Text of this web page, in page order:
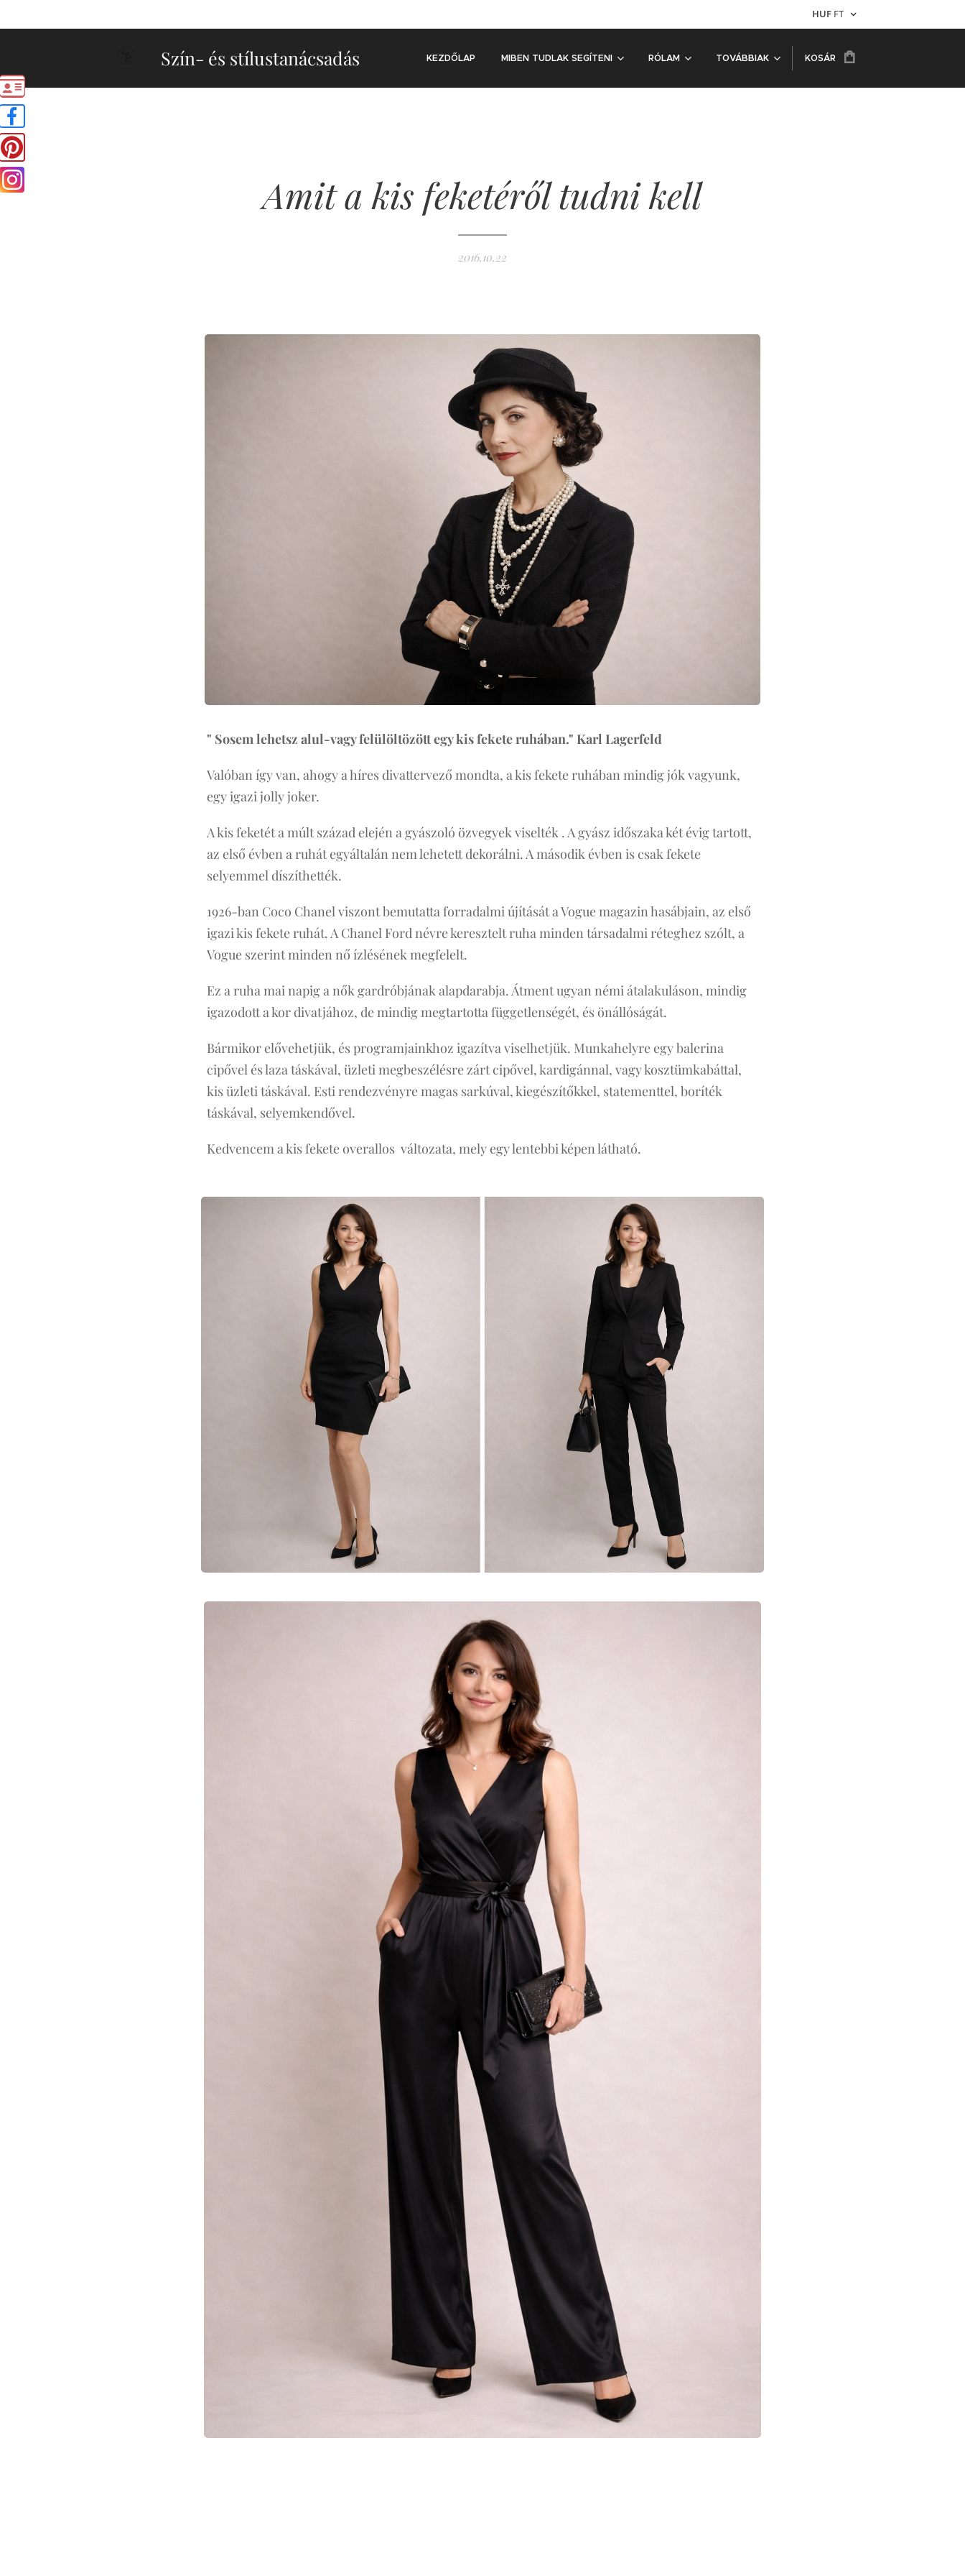
HUF FT
Szín- és stílustanácsadás KEZDŐLAP MIBEN TUDLAK SEGÍTENI RÓLAM TOVÁBBIAK KOSÁR
Amit a kis feketéről tudni kell
2016.10.22
" Sosem lehetsz alul-vagy felülöltözött egy kis fekete ruhában." Karl Lagerfeld
Valóban így van, ahogy a híres divattervező mondta, a kis fekete ruhában mindig jók vagyunk,
egy igazi jolly joker.
A kis feketét a múlt század elején a gyászoló özvegyek viselték . A gyász időszaka két évig tartott,
az első évben a ruhát egyáltalán nem lehetett dekorálni. A második évben is csak fekete
selyemmel díszíthették.
1926-ban Coco Chanel viszont bemutatta forradalmi újítását a Vogue magazin hasábjain, az első
igazi kis fekete ruhát. A Chanel Ford névre keresztelt ruha minden társadalmi réteghez szólt, a
Vogue szerint minden nő ízlésének megfelelt.
Ez a ruha mai napig a nők gardróbjának alapdarabja. Átment ugyan némi átalakuláson, mindig
igazodott a kor divatjához, de mindig megtartotta függetlenségét, és önállóságát.
Bármikor elővehetjük, és programjainkhoz igazítva viselhetjük. Munkahelyre egy balerina
cipővel és laza táskával, üzleti megbeszélésre zárt cipővel, kardigánnal, vagy kosztümkabáttal,
kis üzleti táskával. Esti rendezvényre magas sarkúval, kiegészítőkkel, statementtel, boríték
táskával, selyemkendővel.
Kedvencem a kis fekete overallos változata, mely egy lentebbi képen látható.